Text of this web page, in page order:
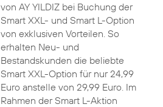
von AY YILDIZ bei Buchung der
Smart XXL- und Smart L-Option
von exklusiven Vorteilen. So
erhalten Neu- und
Bestandskunden die beliebte
Smart XXL-Option für nur 24,99
Euro anstelle von 29,99 Euro. Im
Rahmen der Smart L-Aktion